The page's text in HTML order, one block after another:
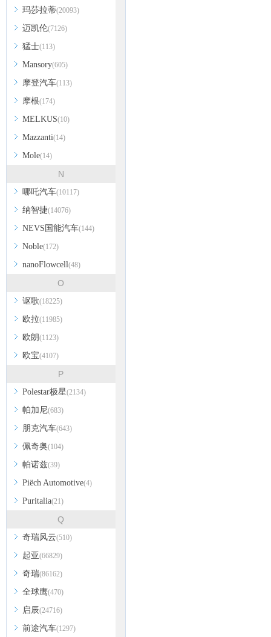
玛莎拉蒂(20093)
迈凯伦(7126)
猛士(113)
Mansory(605)
摩登汽车(113)
摩根(174)
MELKUS(10)
Mazzanti(14)
Mole(14)
N
哪吒汽车(10117)
纳智捷(14076)
NEVS国能汽车(144)
Noble(172)
nanoFlowcell(48)
O
讴歌(18225)
欧拉(11985)
欧朗(1123)
欧宝(4107)
P
Polestar极星(2134)
帕加尼(683)
朋克汽车(643)
佩奇奥(104)
帕诺兹(39)
Piëch Automotive(4)
Puritalia(21)
Q
奇瑞风云(510)
起亚(66829)
奇瑞(86162)
全球鹰(470)
启辰(24716)
前途汽车(1297)